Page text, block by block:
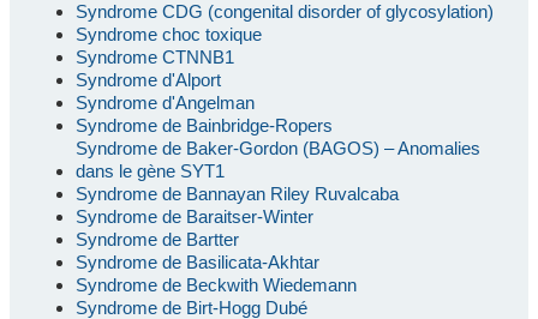
Syndrome CDG (congenital disorder of glycosylation)
Syndrome choc toxique
Syndrome CTNNB1
Syndrome d'Alport
Syndrome d'Angelman
Syndrome de Bainbridge-Ropers
Syndrome de Baker-Gordon (BAGOS) – Anomalies
dans le gène SYT1
Syndrome de Bannayan Riley Ruvalcaba
Syndrome de Baraitser-Winter
Syndrome de Bartter
Syndrome de Basilicata-Akhtar
Syndrome de Beckwith Wiedemann
Syndrome de Birt-Hogg Dubé